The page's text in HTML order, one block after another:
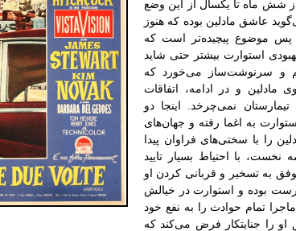
شش ماه تا یکسال از این وضع
عاشق مادلین بوده که هنوز
پس موضوع پیچیده‌تر است که
استوارت بیشتر حتی شاید
و سرنوشت‌ساز می‌خورد که
و در ادامه، اتفاقات
نمی‌چرخد. اینجا دو
به اغما رفته و جهان‌های
را با سختی‌های فراوان پیدا
نخست، با احتیاط بسیار تایید
به تسخیر و قربانی کردن او
بوده و استوارت در خیالش
تمام حوادث را به نفع خود
را جنایتکار فرض می‌کند که